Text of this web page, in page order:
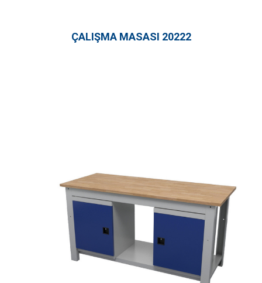
ÇALIŞMA MASASI 20222